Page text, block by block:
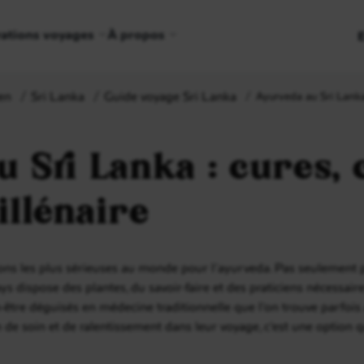
voyages À propos
Sri Lanka Guide voyage Sri Lanka Ayurveda au Sri
Sri Lanka :
les plus sérieuses au monde pour l’ayurveda. Pas
dispose des plantes, du savoir-faire et des praticiens
déguisés en médecine traditionnelle que l’on trouve
soin et de ralentissement dans leur voyage, c’est une option